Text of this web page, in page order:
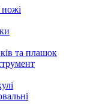
ножі
та плашок